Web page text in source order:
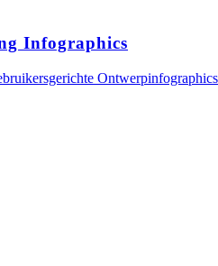
Infographics